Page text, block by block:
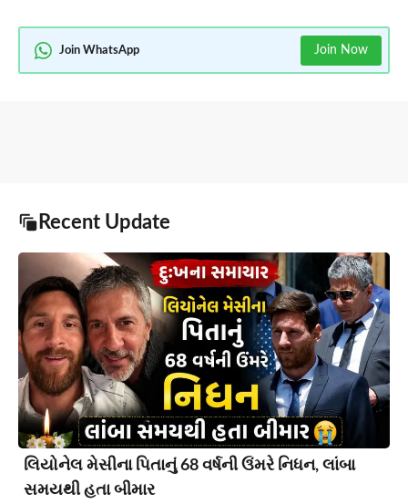
Join WhatsApp Join Now
Recent Update
લિયોનેલ મેસીના પિતાનું 68 વર્ષની ઉંમરે નિધન, લાંબા
સમયથી હતા બીમાર